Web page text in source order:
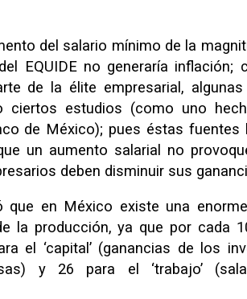
del salario mínimo de la
EQUIDE no generaría inflación;
de la élite empresarial,
ciertos estudios (como uno
de México); pues éstas fuentes
un aumento salarial no
deben disminuir sus
que en México existe una
la producción, ya que por cada
el ‘capital’ (ganancias de los
y 26 para el ‘trabajo’